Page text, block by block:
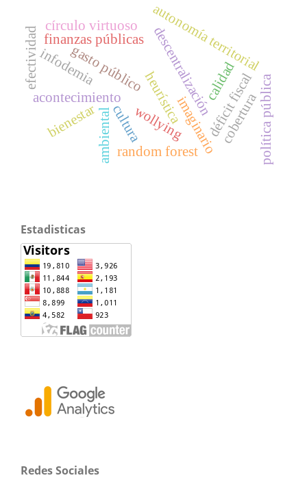
cultura imaginario
acontecimiento heurística
ambiental
descentralización
autonomía territorial
déficit fiscal
gasto público
finanzas públicas
política pública
calidad
cobertura
bienestar
random forest
infodemia
círculo virtuoso
wollying
efectividad
Estadisticas
Redes Sociales